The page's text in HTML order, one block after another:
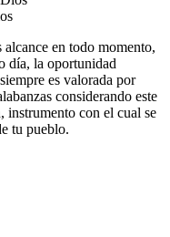
en todo momento,
día, la oportunidad
es valorada por
considerando este
con el cual se
tu pueblo.